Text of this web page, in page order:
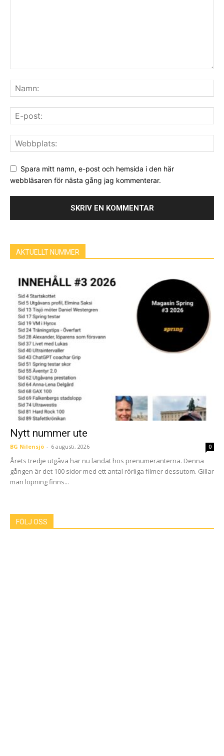
Spara mitt namn, e-post och hemsida i den här
webbläsaren för nästa gång jag kommenterar.
AKTUELLT NUMMER
Nytt nummer ute
BG Nilensjö - 6 augusti, 2026 0
Årets tredje utgåva har nu landat hos prenumeranterna. Denna
gången är det 100 sidor med ett antal rörliga filmer dessutom. Gillar
man löpning finns...
FÖLJ OSS